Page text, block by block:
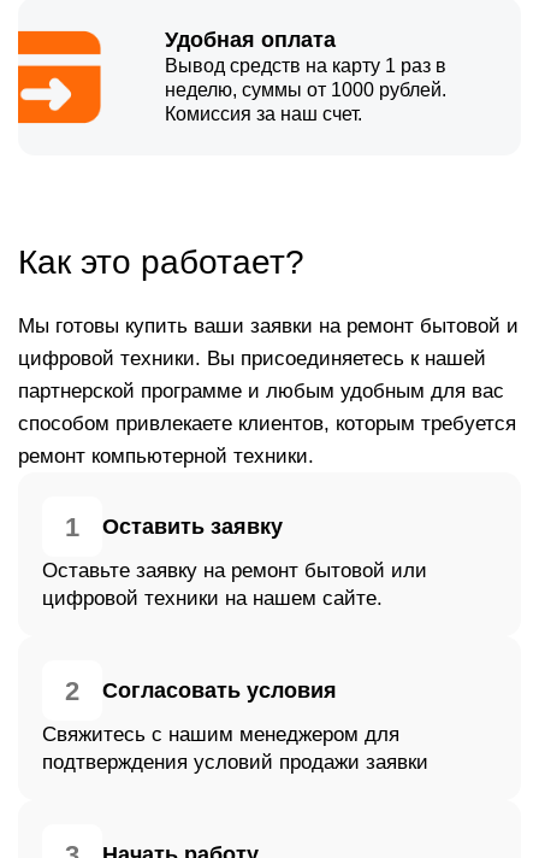
Удобная оплата
Вывод средств на карту 1 раз в
неделю, суммы от 1000 рублей.
Комиссия за наш счет.
Как это работает?
Мы готовы купить ваши заявки на ремонт бытовой и
цифровой техники. Вы присоединяетесь к нашей
партнерской программе и любым удобным для вас
способом привлекаете клиентов, которым требуется
ремонт компьютерной техники.
1 Оставить заявку
Оставьте заявку на ремонт бытовой или
цифровой техники на нашем сайте.
2 Согласовать условия
Свяжитесь с нашим менеджером для
подтверждения условий продажи заявки